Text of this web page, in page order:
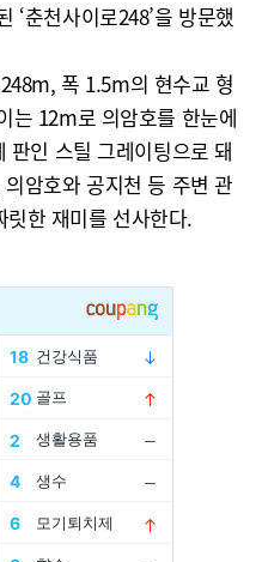
‘춘천사이로248’을 방문했
폭 1.5m의 현수교 형
는 12m로 의암호를 한눈에
인 스틸 그레이팅으로 돼
암호와 공지천 등 주변 관
한 재미를 선사한다.